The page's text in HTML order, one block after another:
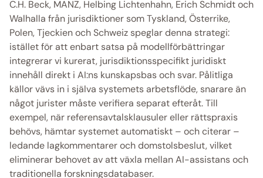
C.H. Beck, MANZ, Helbing Lichtenhahn, Erich Schmidt och
Walhalla från jurisdiktioner som Tyskland, Österrike,
Polen, Tjeckien och Schweiz speglar denna strategi:
istället för att enbart satsa på modellförbättringar
integrerar vi kurerat, jurisdiktionsspecifikt juridiskt
innehåll direkt i AI:ns kunskapsbas och svar. Pålitliga
källor vävs in i själva systemets arbetsflöde, snarare än
något jurister måste verifiera separat efteråt. Till
exempel, när referensavtalsklausuler eller rättspraxis
behövs, hämtar systemet automatiskt – och citerar –
ledande lagkommentarer och domstolsbeslut, vilket
eliminerar behovet av att växla mellan AI-assistans och
traditionella forskningsdatabaser.